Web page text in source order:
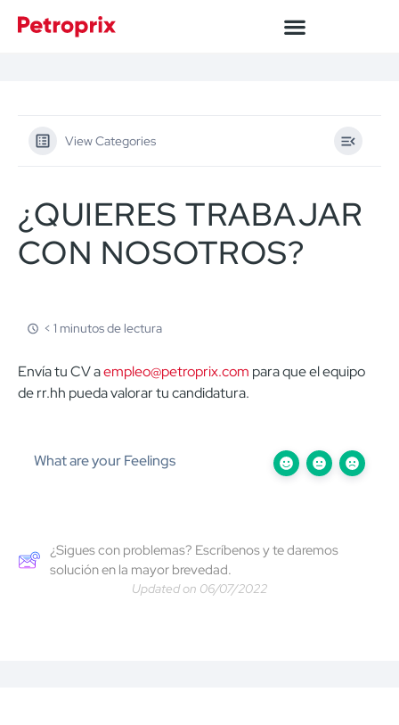
View Categories
¿QUIERES TRABAJAR
CON NOSOTROS?
< 1 minutos de lectura
Envía tu CV aempleo@petroprix.com para que el equipo
de rr.hh pueda valorar tu candidatura.
What are your Feelings
¿Sigues con problemas? Escríbenos y te daremos
solución en la mayor brevedad.
Updated on 06/07/2022